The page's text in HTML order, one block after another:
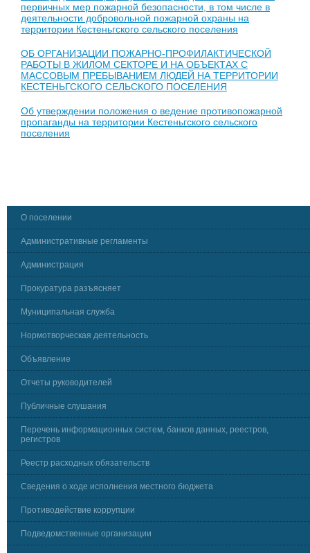
первичных мер пожарной безопасности, в том числе в
деятельности добровольной пожарной охраны на
территории Кестеньгского сельского поселения
ОБ ОРГАНИЗАЦИИ ПОЖАРНО-ПРОФИЛАКТИЧЕСКОЙ
РАБОТЫ В ЖИЛОМ СЕКТОРЕ И НА ОБЪЕКТАХ С
МАССОВЫМ ПРЕБЫВАНИЕМ ЛЮДЕЙ НА ТЕРРИТОРИИ
КЕСТЕНЬГСКОГО СЕЛЬСКОГО ПОСЕЛЕНИЯ
Об утверждении положения о ведение противопожарной
пропаганды на территории Кестеньгского сельского
поселения
О поселении
Административные регламенты
Администрация
Прокуратура разъясняет
Муниципальная служба
Нормотворческая деятельность
Объявление
Отчеты руководителей
Публичные слушания
Перечень информационных систем, банков данных, реестров,
регистров
Реестр расходных обязательств
Сведения о ходе исполнения местного бюджета
Противодействие коррупции
Подведомственные организации